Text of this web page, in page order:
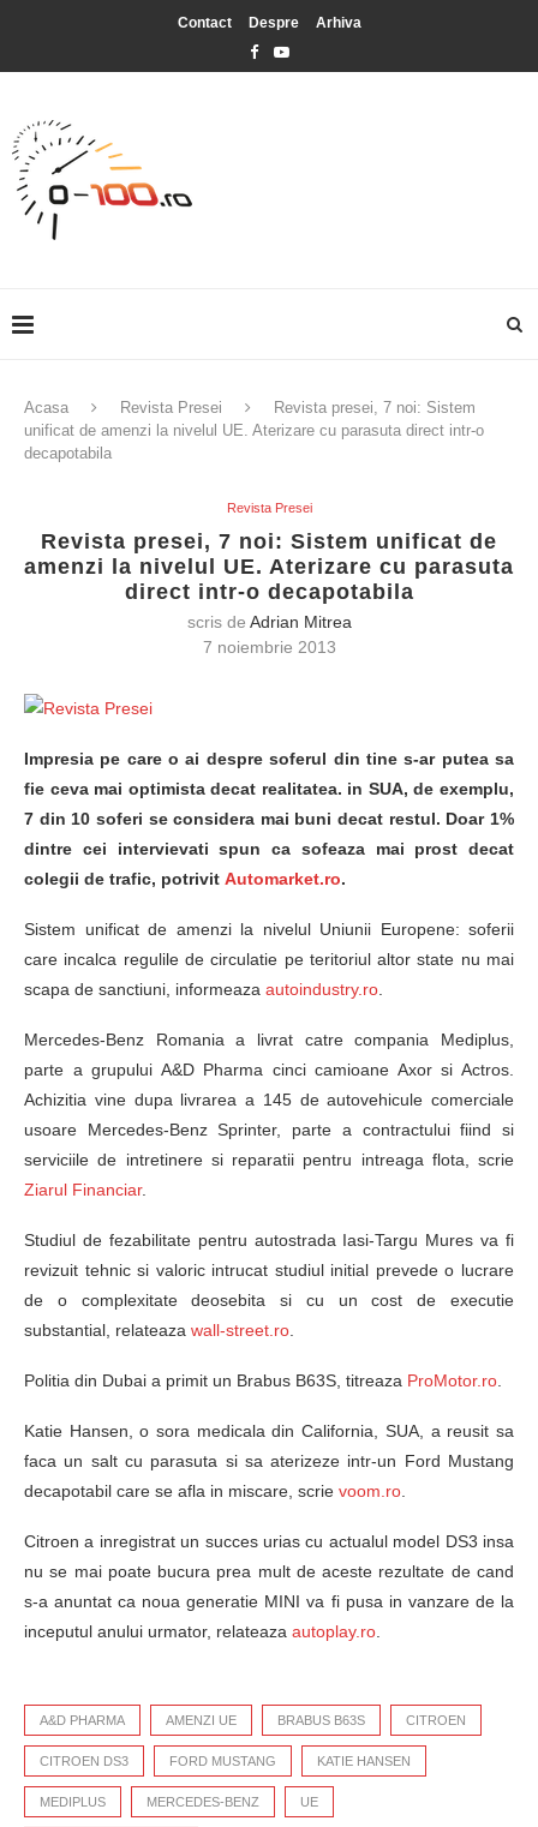
Contact Despre Arhiva
Acasa Revista Presei
Revista presei, 7 noi: Sistem
unificat de amenzi la nivelul UE. Aterizare cu parasuta direct intr-o
decapotabila
Revista Presei
Revista presei, 7 noi: Sistem unificat de
amenzi la nivelul UE. Aterizare cu parasuta
direct intr-o decapotabila
scris de Adrian Mitrea
7 noiembrie 2013
Impresia pe care o ai despre soferul din tine s-ar putea sa
fie ceva mai optimista decat realitatea. in SUA, de exemplu,
7 din 10 soferi se considera mai buni decat restul. Doar 1%
dintre cei intervievati spun ca sofeaza mai prost decat
colegii de trafic, potrivit Automarket.ro.
Sistem unificat de amenzi la nivelul Uniunii Europene: soferii
care incalca regulile de circulatie pe teritoriul altor state nu mai
scapa de sanctiuni, informeaza autoindustry.ro
Mercedes-Benz Romania a livrat catre compania Mediplus,
parte a grupului A&D Pharma cinci camioane Axor si Actros.
Achizitia vine dupa livrarea a 145 de autovehicule comerciale
usoare Mercedes-Benz Sprinter, parte a contractului fiind si
serviciile de intretinere si reparatii pentru intreaga flota, scrie
Ziarul Financiar.
Studiul de fezabilitate pentru autostrada Iasi-Targu Mures va fi
revizuit tehnic si valoric intrucat studiul initial prevede o lucrare
de o complexitate deosebita si cu un cost de executie
substantial, relateaza wall-street.ro
Politia din Dubai a primit un Brabus B63S, titreaza ProMotor.ro
Katie Hansen, o sora medicala din California, SUA, a reusit sa
faca un salt cu parasuta si sa aterizeze intr-un Ford Mustang
decapotabil care se afla in miscare, scrie voom.ro
Citroen a inregistrat un succes urias cu actualul model DS3 insa
nu se mai poate bucura prea mult de aceste rezultate de cand
s-a anuntat ca noua generatie MINI va fi pusa in vanzare de la
inceputul anului urmator, relateaza autoplay.ro
A&D PHARMA AMENZI UE BRABUS B63S CITROEN
CITROEN DS3 FORD MUSTANG KATIE HANSEN
MEDIPLUS MERCEDES-BENZ UE